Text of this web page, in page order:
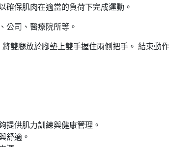
確保肌肉在適當的負荷下完成運動。
公司、醫療院所等。
雙腿放於腳墊上雙手握住兩側把手。 結束
提供肌力訓練與健康管理。
舒適。